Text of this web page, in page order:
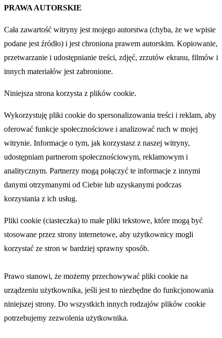
PRAWA AUTORSKIE
Cała zawartość witryny jest mojego autorstwa (chyba, że we wpisie
podane jest źródło) i jest chroniona prawem autorskim. Kopiowanie,
przetwarzanie i udostępnianie treści, zdjęć, zrzutów ekranu, filmów i
innych materiałów jest zabronione.
Niniejsza strona korzysta z plików cookie.
Wykorzystuję pliki cookie do spersonalizowania treści i reklam, aby
oferować funkcje społecznościowe i analizować ruch w mojej
witrynie. Informacje o tym, jak korzystasz z naszej witryny,
udostępniam partnerom społecznościowym, reklamowym i
analitycznym. Partnerzy mogą połączyć te informacje z innymi
danymi otrzymanymi od Ciebie lub uzyskanymi podczas
korzystania z ich usług.
Pliki cookie (ciasteczka) to małe pliki tekstowe, które mogą być
stosowane przez strony internetowe, aby użytkownicy mogli
korzystać ze stron w bardziej sprawny sposób.
Prawo stanowi, że możemy przechowywać pliki cookie na
urządzeniu użytkownika, jeśli jest to niezbędne do funkcjonowania
niniejszej strony. Do wszystkich innych rodzajów plików cookie
potrzebujemy zezwolenia użytkownika.